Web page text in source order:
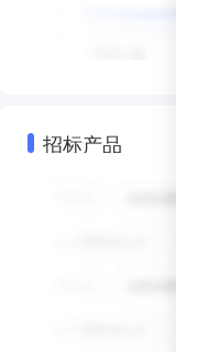
招标产品